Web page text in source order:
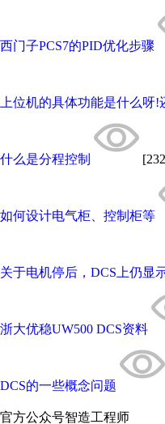
西门子PCS7的PID优化步骤
上位机的具体功能是什么呀!
什么是分程控制
如何设计电气柜、控制柜等
关于电机停后，DCS上仍显
浙大优稳UW500 DCS资料
DCS的一些概念问题
官方公众号智造工程师